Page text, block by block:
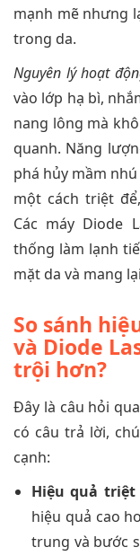
mạnh mẽ nhưng
trong da.
Nguyên lý hoạt
vào lớp hạ bì,
nang lông mà
quanh. Năng
phá hủy mầm
một cách triệt
Các máy Diode
thống làm lạnh
mặt da và mang
So sánh
và Diode
trội hơn?
Đây là câu hỏi
có câu trả lời,
cạnh:
Hiệu quả triệt
hiệu quả cao
trung và bước